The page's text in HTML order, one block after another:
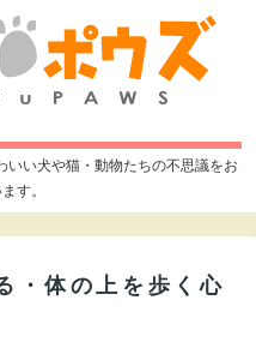
い犬や猫・動物たちの不思議をお
す。
・体の上を歩く心